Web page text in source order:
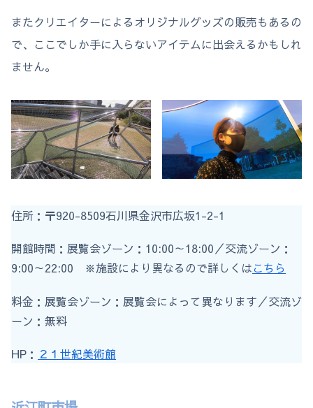
またクリエイターによるオリジナルグッズの販売もあるの
で、ここでしか手に入らないアイテムに出会えるかもしれ
ません。
住所：〒920-8509石川県金沢市広坂1-2-1
開館時間：展覧会ゾーン：10:00～18:00／交流ゾーン：
9:00～22:00 ※施設により異なるので詳しくはこちら
料金：展覧会ゾーン：展覧会によって異なります／交流ゾ
ーン：無料
HP： ２１世紀美術館